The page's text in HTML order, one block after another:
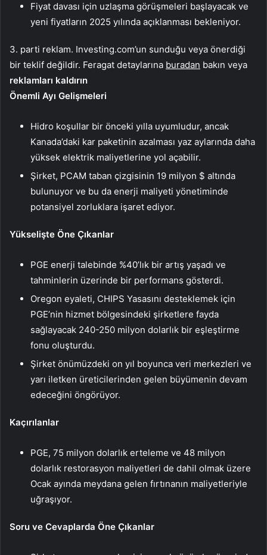
Fiyat davası için uzlaşma görüşmeleri başlayacak ve
yeni fiyatların 2025 yılında açıklanması bekleniyor.
3. parti reklam. Investing.com’un sunduğu veya önerdiği
bir teklif değildir. Feragat detaylarına buradan bakın veya
reklamları kaldırın
Önemli Ayı Gelişmeleri
Hidro koşullar bir önceki yılla uyumludur, ancak
Kanada’daki kar paketinin azalması yaz aylarında daha
yüksek elektrik maliyetlerine yol açabilir.
Şirket, PCAM taban çizgisinin 19 milyon $ altında
bulunuyor ve bu da enerji maliyeti yönetiminde
potansiyel zorluklara işaret ediyor.
Yükselişte Öne Çıkanlar
PGE enerji talebinde %40’lık bir artış yaşadı ve
tahminlerin üzerinde bir performans gösterdi.
Oregon eyaleti, CHIPS Yasasını desteklemek için
PGE’nin hizmet bölgesindeki şirketlere fayda
sağlayacak 240-250 milyon dolarlık bir eşleştirme
fonu oluşturdu.
Şirket önümüzdeki on yıl boyunca veri merkezleri ve
yarı iletken üreticilerinden gelen büyümenin devam
edeceğini öngörüyor.
Kaçırılanlar
PGE, 75 milyon dolarlık erteleme ve 48 milyon
dolarlık restorasyon maliyetleri de dahil olmak üzere
Ocak ayında meydana gelen fırtınanın maliyetleriyle
uğraşıyor.
Soru ve Cevaplarda Öne Çıkanlar